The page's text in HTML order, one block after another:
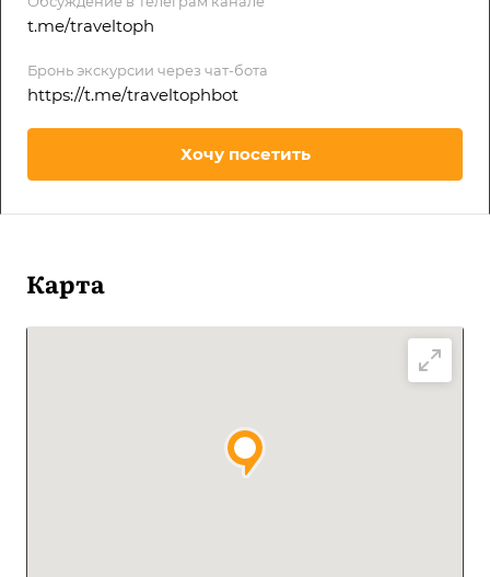
t.me/traveltoph
Бронь экскурсии через чат-бота
https://t.me/traveltophbot
Хочу посетить
Карта